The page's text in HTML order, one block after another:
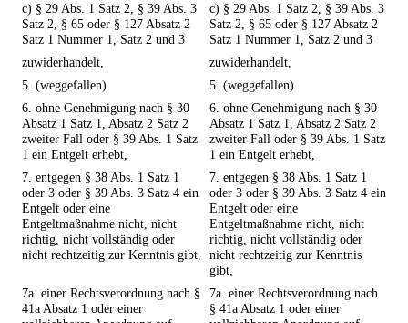
c) § 29 Abs. 1 Satz 2, § 39 Abs. 3
Satz 2, § 65 oder § 127 Absatz 2
Satz 1 Nummer 1, Satz 2 und 3
c) § 29 Abs. 1 Satz 2, § 39 Abs. 3
Satz 2, § 65 oder § 127 Absatz 2
Satz 1 Nummer 1, Satz 2 und 3
zuwiderhandelt,
zuwiderhandelt,
5. (weggefallen)
5. (weggefallen)
6. ohne Genehmigung nach § 30
Absatz 1 Satz 1, Absatz 2 Satz 2
zweiter Fall oder § 39 Abs. 1 Satz
1 ein Entgelt erhebt,
6. ohne Genehmigung nach § 30
Absatz 1 Satz 1, Absatz 2 Satz 2
zweiter Fall oder § 39 Abs. 1 Satz
1 ein Entgelt erhebt,
7. entgegen § 38 Abs. 1 Satz 1
oder 3 oder § 39 Abs. 3 Satz 4 ein
Entgelt oder eine
Entgeltmaßnahme nicht, nicht
richtig, nicht vollständig oder
nicht rechtzeitig zur Kenntnis gibt,
7. entgegen § 38 Abs. 1 Satz 1
oder 3 oder § 39 Abs. 3 Satz 4 ein
Entgelt oder eine
Entgeltmaßnahme nicht, nicht
richtig, nicht vollständig oder
nicht rechtzeitig zur Kenntnis
gibt,
7a. einer Rechtsverordnung nach §
41a Absatz 1 oder einer
7a. einer Rechtsverordnung nach
§ 41a Absatz 1 oder einer